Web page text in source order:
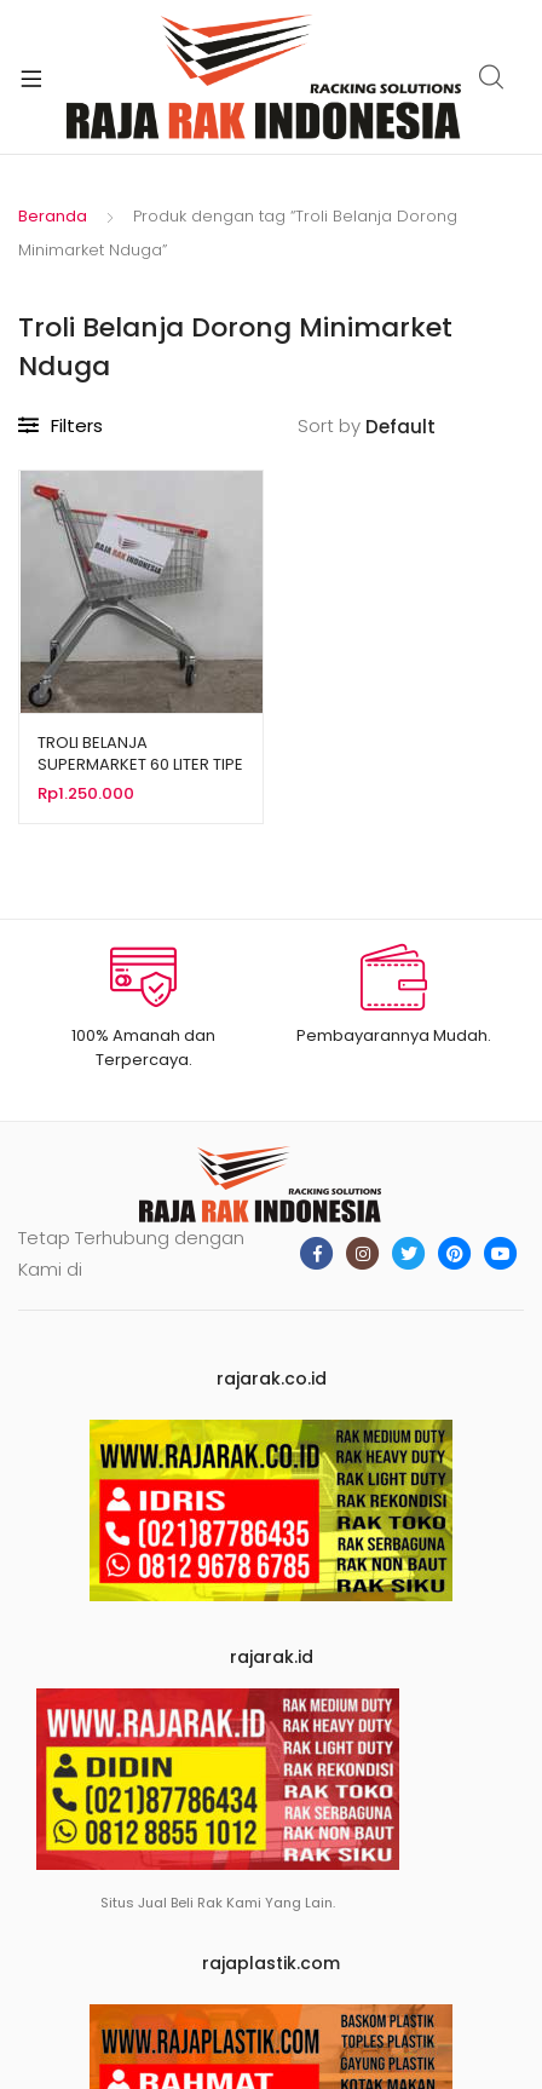
Beranda
Produk dengan tag “Troli Belanja Dorong
Minimarket Nduga”
Troli Belanja Dorong Minimarket
Nduga
Filters Sort by
TROLI BELANJA
SUPERMARKET 60 LITER TIPE
TS-60L
Rp1.250.000
100% Amanah dan
Terpercaya.
Pembayarannya Mudah.
Tetap Terhubung dengan
Kami di
rajarak.co.id
rajarak.id
Situs Jual Beli Rak Kami Yang Lain.
rajaplastik.com